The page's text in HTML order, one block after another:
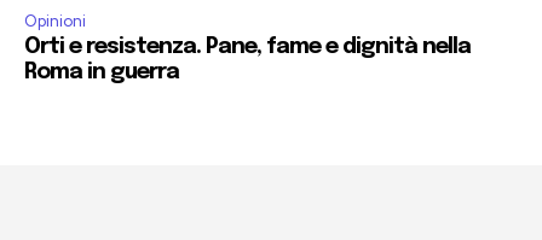
Opinioni
Orti e resistenza. Pane, fame e dignità nella
Roma in guerra